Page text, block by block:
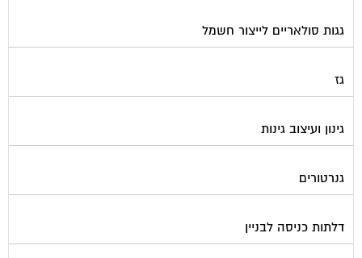
גגות סולאריים לייצור חשמל
גז
גינון ועיצוב גינות
גנרטורים
דלתות כניסה לבניין